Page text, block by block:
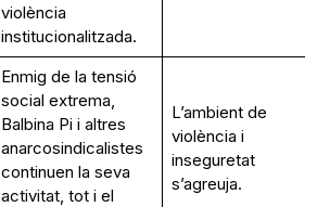
violència
institucionalitzada.
Enmig de la tensió
social extrema,
Balbina Pi i altres
anarcosindicalistes
continuen la seva
activitat, tot i el
L’ambient de
violència i
inseguretat
s’agreuja.